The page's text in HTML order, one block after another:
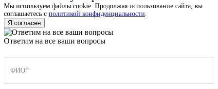
Мы используем файлы cookie. Продолжая использование сайта, вы
соглашаетесь с политикой конфиденциальности.
Я согласен
Ответим на все ваши вопросы